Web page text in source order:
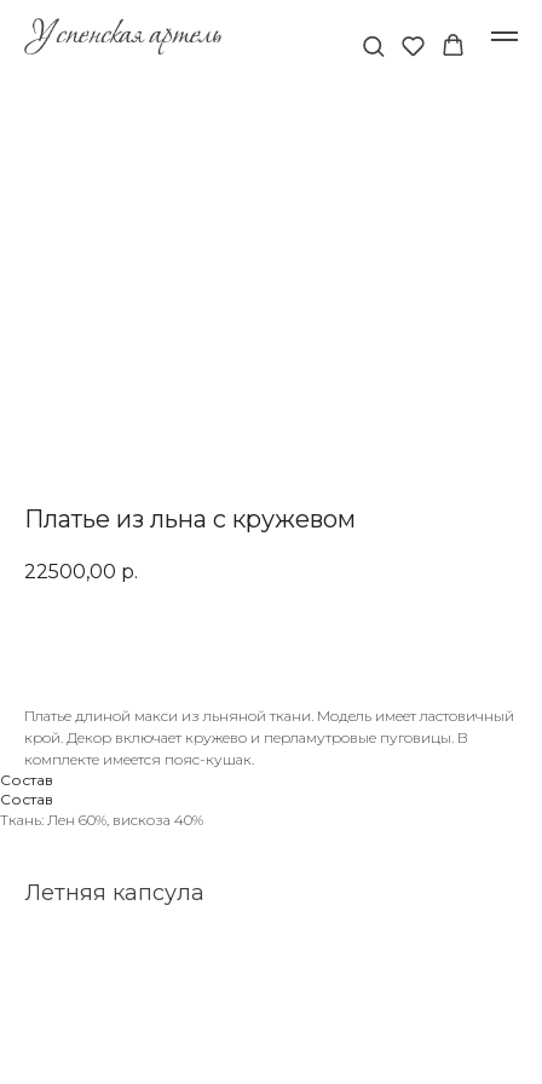
Платье из льна с кружевом
22500,00 р.
Платье длиной макси из льняной ткани. Модель имеет ластовичный
крой. Декор включает кружево и перламутровые пуговицы. В
комплекте имеется пояс-кушак.
Состав
Состав
Ткань: Лен 60%, вискоза 40%
Летняя капсула